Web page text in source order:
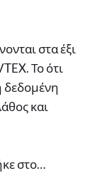
στα έξι
Το ότι
δεδομένη
και
στο…